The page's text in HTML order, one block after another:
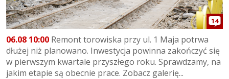
14
06.08 10:00 Remont torowiska przy ul. 1 Maja potrwa
dłużej niż planowano. Inwestycja powinna zakończyć się
w pierwszym kwartale przyszłego roku. Sprawdzamy, na
jakim etapie są obecnie prace. Zobacz galerię...